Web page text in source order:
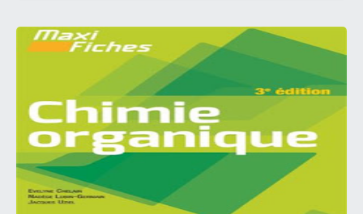
mathematiques ==> Télécharger ici
Goodprepa septembre 08, 2018
Livre : Maxi fiches - Biochimie - 2e édition Michel
Guilloton , Bernadette Quintard , Paul-François Gallet ,
Françoise Quentin Maxi fiches - Biochimie - 2e édition
PDF Présentation du livre Les ouvrages de la collection «
Maxi-Fiches » s'adressent aux étudiants désireux de
maîtriser les fondamentaux d'une discipline. En 85 fiches
synthétiques sont présentées toutes les grandes notions
de la biochimie (biomolécules, cycles métaboliques,
bioénergétique, enzymologie...). Chaque fiche est
illustrée par de nombreux schémas pour aider l'étudiant